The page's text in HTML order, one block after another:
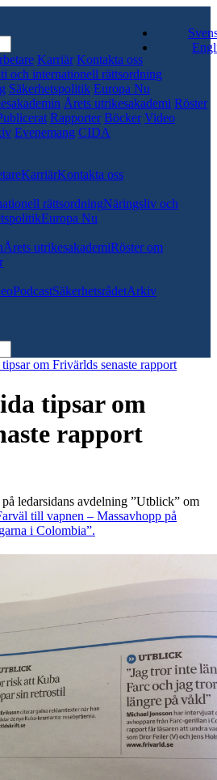
Karriär Kontakta oss
och internationell rättsordning
Säkerhetspolitik Europa Nu
Årets utrikesakademi Röster
Rapporter Böcker Video
Evenemang CIDA
KarriärKontakta oss
rättsordningNäringsliv och
Europa Nu
Årets utrikesakademiRöster om
PodcastSäkerhetsrådetArkiv
om Frivärlds senaste rapport
tipsar om
rapport
ledarsidans avdelning ”Utblick” om
till vapnen – Massavhopp på
i Colombia”.